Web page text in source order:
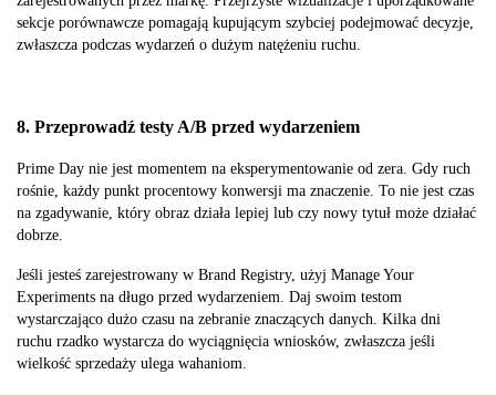
sekcje porównawcze pomagają kupującym szybciej podejmować decyzje,
zwłaszcza podczas wydarzeń o dużym natężeniu ruchu.
8. Przeprowadź testy A/B przed wydarzeniem
Prime Day nie jest momentem na eksperymentowanie od zera. Gdy ruch
rośnie, każdy punkt procentowy konwersji ma znaczenie. To nie jest czas
na zgadywanie, który obraz działa lepiej lub czy nowy tytuł może działać
dobrze.
Jeśli jesteś zarejestrowany w Brand Registry, użyj Manage Your
Experiments na długo przed wydarzeniem. Daj swoim testom
wystarczająco dużo czasu na zebranie znaczących danych. Kilka dni
ruchu rzadko wystarcza do wyciągnięcia wniosków, zwłaszcza jeśli
wielkość sprzedaży ulega wahaniom.